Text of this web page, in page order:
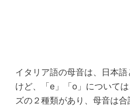
イタリア語の母音は、日本
けど、「e」「o」について
ズの２種類があり、母音は